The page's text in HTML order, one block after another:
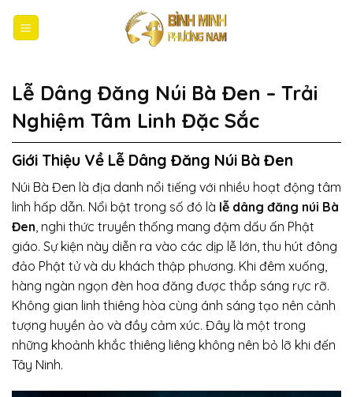
qua
Lễ Dâng Đăng Núi Bà Đen – Trải
Nghiệm Tâm Linh Đặc Sắc
Giới Thiệu Về Lễ Dâng Đăng Núi Bà Đen
Núi Bà Đen là địa danh nổi tiếng với nhiều hoạt động tâm
linh hấp dẫn. Nổi bật trong số đó là lễ dâng đăng núi Bà
Đen , nghi thức truyền thống mang đậm dấu ấn Phật
giáo. Sự kiện này diễn ra vào các dịp lễ lớn, thu hút đông
đảo Phật tử và du khách thập phương. Khi đêm xuống,
hàng ngàn ngọn đèn hoa đăng được thắp sáng rực rỡ.
Không gian linh thiêng hòa cùng ánh sáng tạo nên cảnh
tượng huyền ảo và đầy cảm xúc. Đây là một trong
những khoảnh khắc thiêng liêng không nên bỏ lỡ khi đến
Tây Ninh.